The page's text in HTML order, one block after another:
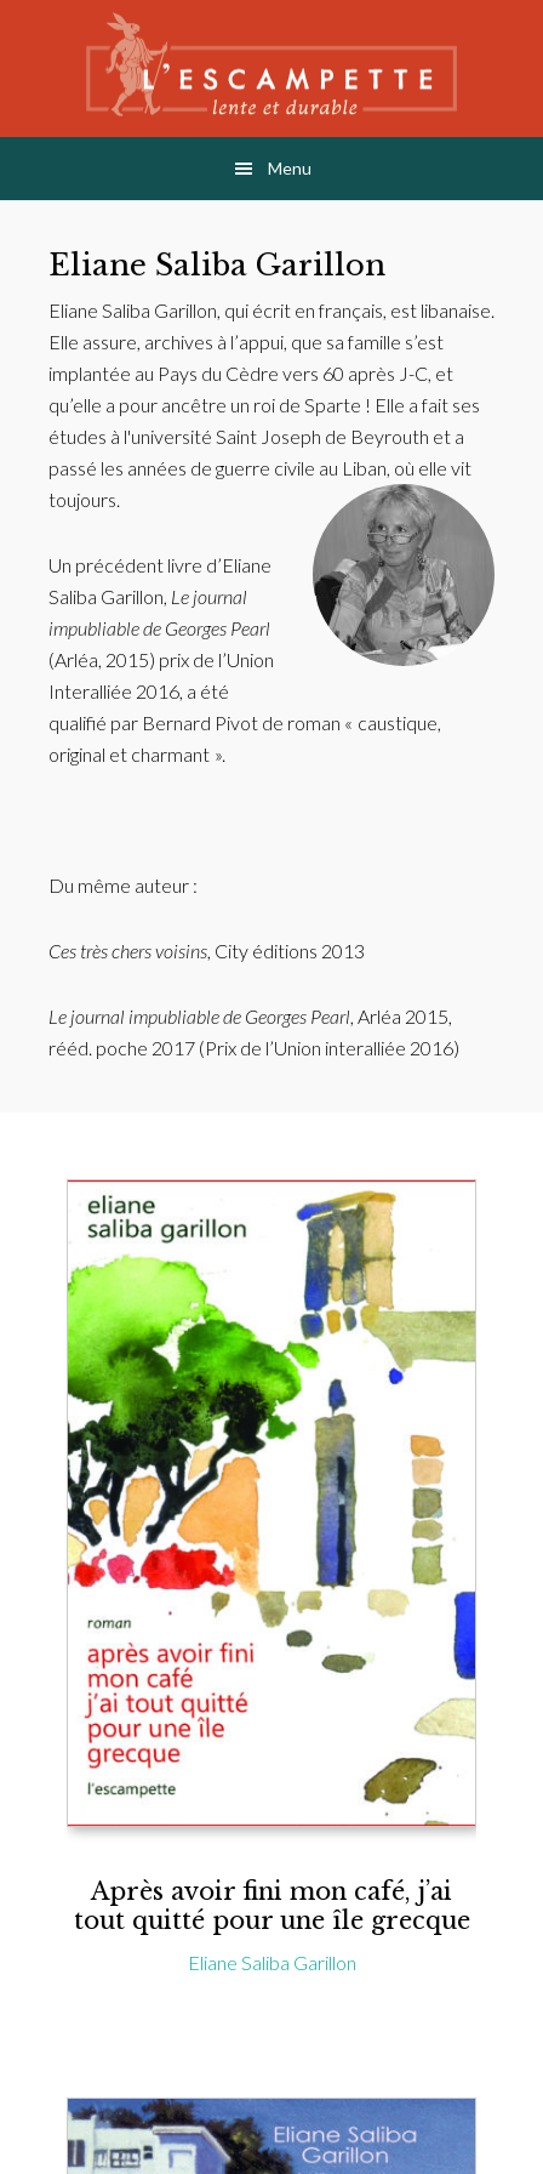
L'ESCAMPETTE
éditions lentes & durables
Menu
Eliane Saliba Garillon
Eliane Saliba Garillon, qui écrit en français, est libanaise.
Elle assure, archives à l’appui, que sa famille s’est
implantée au Pays du Cèdre vers 60 après J-C, et
qu’elle a pour ancêtre un roi de Sparte ! Elle a fait ses
études à l'université Saint Joseph de Beyrouth et a
passé les années de guerre civile au Liban, où elle vit
toujours.
Un précédent livre d’Eliane
Saliba Garillon, Le journal
impubliable de Georges Pearl
(Arléa, 2015) prix de l’Union
Interalliée 2016, a été
qualifié par Bernard Pivot de roman « caustique,
original et charmant ».
Du même auteur :
Ces très chers voisins, City éditions 2013
Le journal impubliable de Georges Pearl, Arléa 2015,
rééd. poche 2017 (Prix de l’Union interalliée 2016)
Après avoir fini mon café, j’ai
tout quitté pour une île grecque
Eliane Saliba Garillon